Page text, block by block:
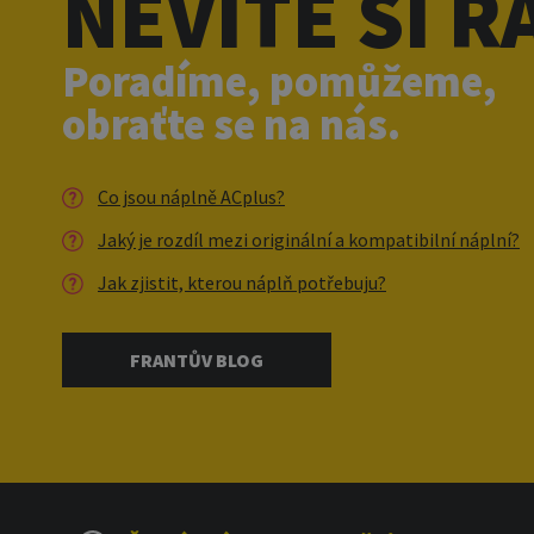
Poradíme, pomůžeme,
obraťte se na nás.
Co jsou náplně ACplus?
Jaký je rozdíl mezi originální a kompatibilní náplní?
Jak zjistit, kterou náplň potřebuju?
FRANTŮV BLOG